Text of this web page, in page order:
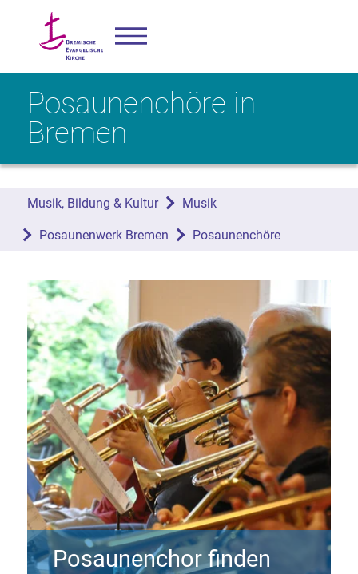
Posaunenchöre in
Bremen
Musik, Bildung & Kultur Musik
Posaunenwerk Bremen Posaunenchöre
Posaunenchor finden